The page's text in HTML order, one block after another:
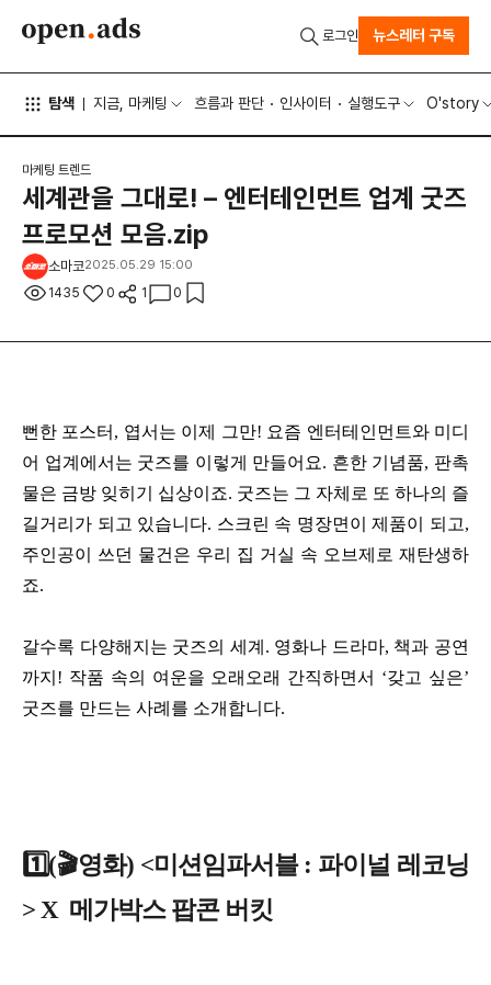
탐색 지금, 마케팅 흐름과 판단 인사이터 실행도구 O'story
로그인 뉴스레터 구독
마케팅 트렌드
세계관을 그대로! – 엔터테인먼트 업계 굿즈
프로모션 모음.zip
소마코2025.05.29 15:00
1435 0 1 0
뻔한 포스터, 엽서는 이제 그만! 요즘 엔터테인먼트와 미디
어 업계에서는 굿즈를 이렇게 만들어요. 흔한 기념품, 판촉
물은 금방 잊히기 십상이죠. 굿즈는 그 자체로 또 하나의 즐
길거리가 되고 있습니다. 스크린 속 명장면이 제품이 되고,
주인공이 쓰던 물건은 우리 집 거실 속 오브제로 재탄생하
죠.
갈수록 다양해지는 굿즈의 세계. 영화나 드라마, 책과 공연
까지! 작품 속의 여운을 오래오래 간직하면서 ‘갖고 싶은’
굿즈를 만드는 사례를 소개합니다.
1️⃣(🎬영화) <미션임파서블 : 파이널 레코닝
> X 메가박스 팝콘 버킷